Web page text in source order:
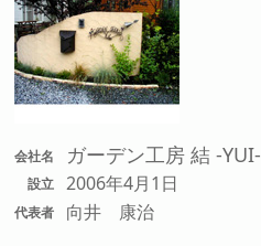
会社名 ガーデン工房 結 -YUI-
設立 2006年4月1日
代表者 向井 康治